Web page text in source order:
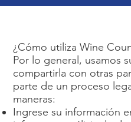
¿Cómo utiliza Wine
Por lo general, usamos
compartirla con otras
parte de un proceso
maneras:
Ingrese su información